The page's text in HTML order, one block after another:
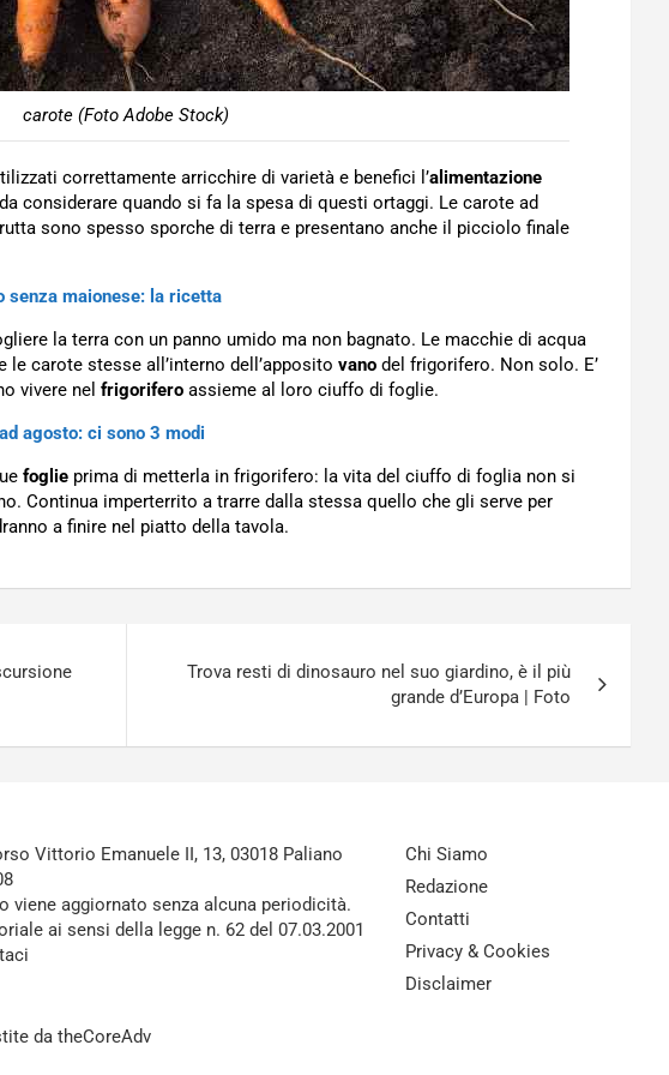
carote (Foto Adobe Stock)
correttamente arricchire di varietà e benefici l’alimentazione
considerare quando si fa la spesa di questi ortaggi. Le carote ad
sono spesso sporche di terra e presentano anche il picciolo finale
senza maionese: la ricetta
la terra con un panno umido ma non bagnato. Le macchie di acqua
carote stesse all’interno dell’apposito vano del frigorifero. Non solo. E’
vivere nel frigorifero assieme al loro ciuffo di foglie.
agosto: ci sono 3 modi
foglie prima di metterla in frigorifero: la vita del ciuffo di foglia non si
Continua imperterrito a trarre dalla stessa quello che gli serve per
a finire nel piatto della tavola.
Trova resti di dinosauro nel suo giardino, è il più
grande d’Europa | Foto
Vittorio Emanuele II, 13, 03018 Paliano
viene aggiornato senza alcuna periodicità.
ai sensi della legge n. 62 del 07.03.2001
da theCoreAdv
Chi Siamo
Redazione
Contatti
Privacy & Cookies
Disclaimer